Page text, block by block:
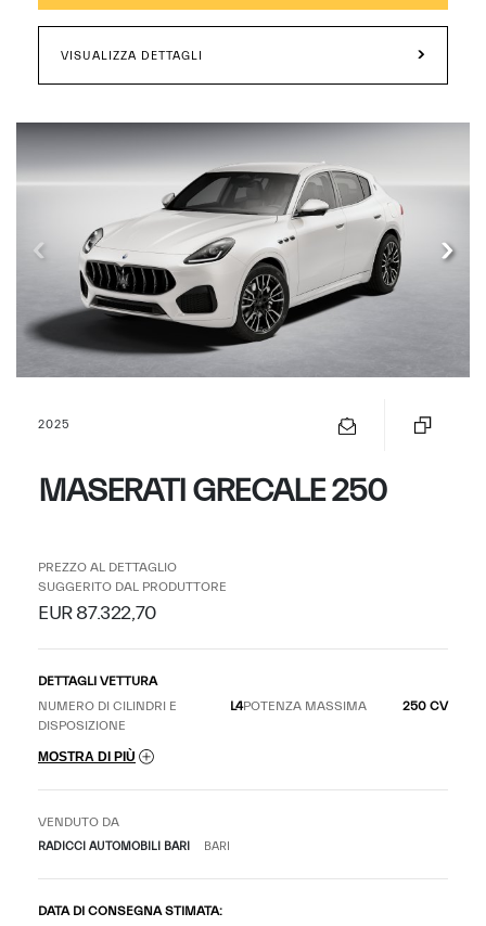
VISUALIZZA DETTAGLI
MASERATI GRECALE 250
2025
PREZZO AL DETTAGLIO
SUGGERITO DAL PRODUTTORE
EUR 87.322,70
DETTAGLI VETTURA
NUMERO DI CILINDRI E
DISPOSIZIONE
L4POTENZA MASSIMA 250 CV
MOSTRA DI PIÙ
VENDUTO DA
RADICCI AUTOMOBILI BARI BARI
DATA DI CONSEGNA STIMATA: